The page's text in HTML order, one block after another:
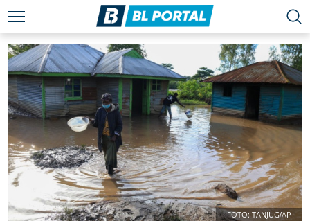
FOTO: TANJUG/AP